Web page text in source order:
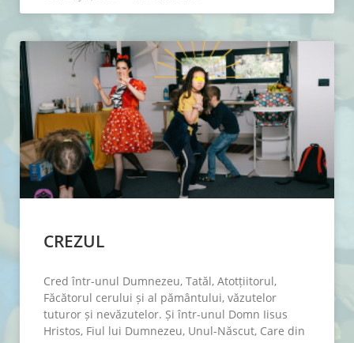
CREZUL
Cred într-unul Dumnezeu, Tatăl, Atotțiitorul,
Făcătorul cerului și al pământului, văzutelor
tuturor și nevăzutelor. Și într-unul Domn Iisus
Hristos, Fiul lui Dumnezeu, Unul-Născut, Care din